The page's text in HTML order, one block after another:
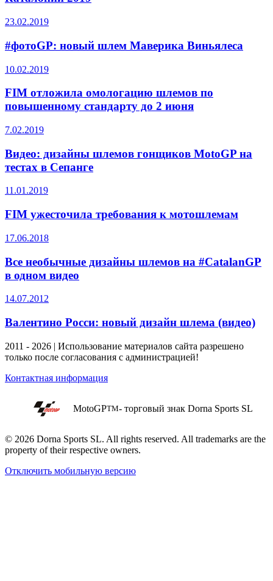
23.02.2019
#фотоGP: новый шлем Маверика Виньялеса
10.02.2019
FIM отложила омологацию шлемов по
повышенному стандарту до 2 июня
7.02.2019
Видео: дизайны шлемов гонщиков MotoGP на
тестах в Сепанге
11.01.2019
FIM ужесточила требования к мотошлемам
17.06.2018
Все необычные дизайны шлемов на #CatalanGP
в одном видео
14.07.2012
Валентино Росси: новый дизайн шлема (видео)
2011 - 2026 | Использование материалов сайта разрешено
только после согласования с администрацией!
Контактная информация
MotoGPTM- торговый знак Dorna Sports SL
© 2026 Dorna Sports SL. All rights reserved. All trademarks are the
property of their respective owners.
Отключить мобильную версию